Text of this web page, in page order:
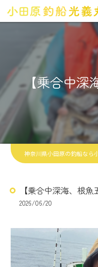
【乗合中深
【乗合中深海、根魚
2026/06/20